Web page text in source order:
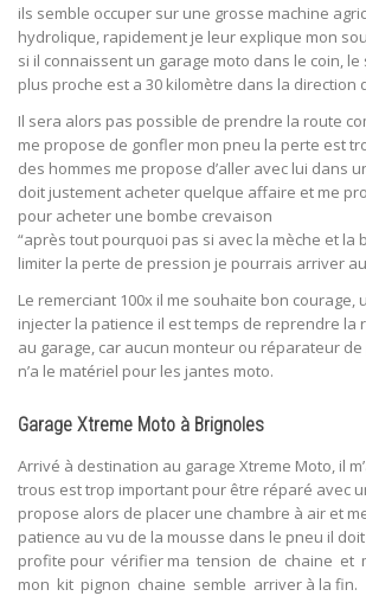
ils semble occuper sur une grosse machine
hydrolique, rapidement je leur explique mon
si il connaissent un garage moto dans le coin,
plus proche est a 30 kilomètre dans la direction
Il sera alors pas possible de prendre la route
me propose de gonfler mon pneu la perte est
des hommes me propose d’aller avec lui dans
doit justement acheter quelque affaire et me
pour acheter une bombe crevaison
“après tout pourquoi pas si avec la mèche et la
limiter la perte de pression je pourrais arriver
Le remerciant 100x il me souhaite bon courage,
injecter la patience il est temps de reprendre la
au garage, car aucun monteur ou réparateur
n’a le matériel pour les jantes moto.
Garage Xtreme Moto à Brignoles
Arrivé à destination au garage Xtreme Moto, il
trous est trop important pour être réparé avec
propose alors de placer une chambre à air et
patience au vu de la mousse dans le pneu il
profite pour vérifier ma tension de chaine et
mon kit pignon chaine semble arriver à la fin.